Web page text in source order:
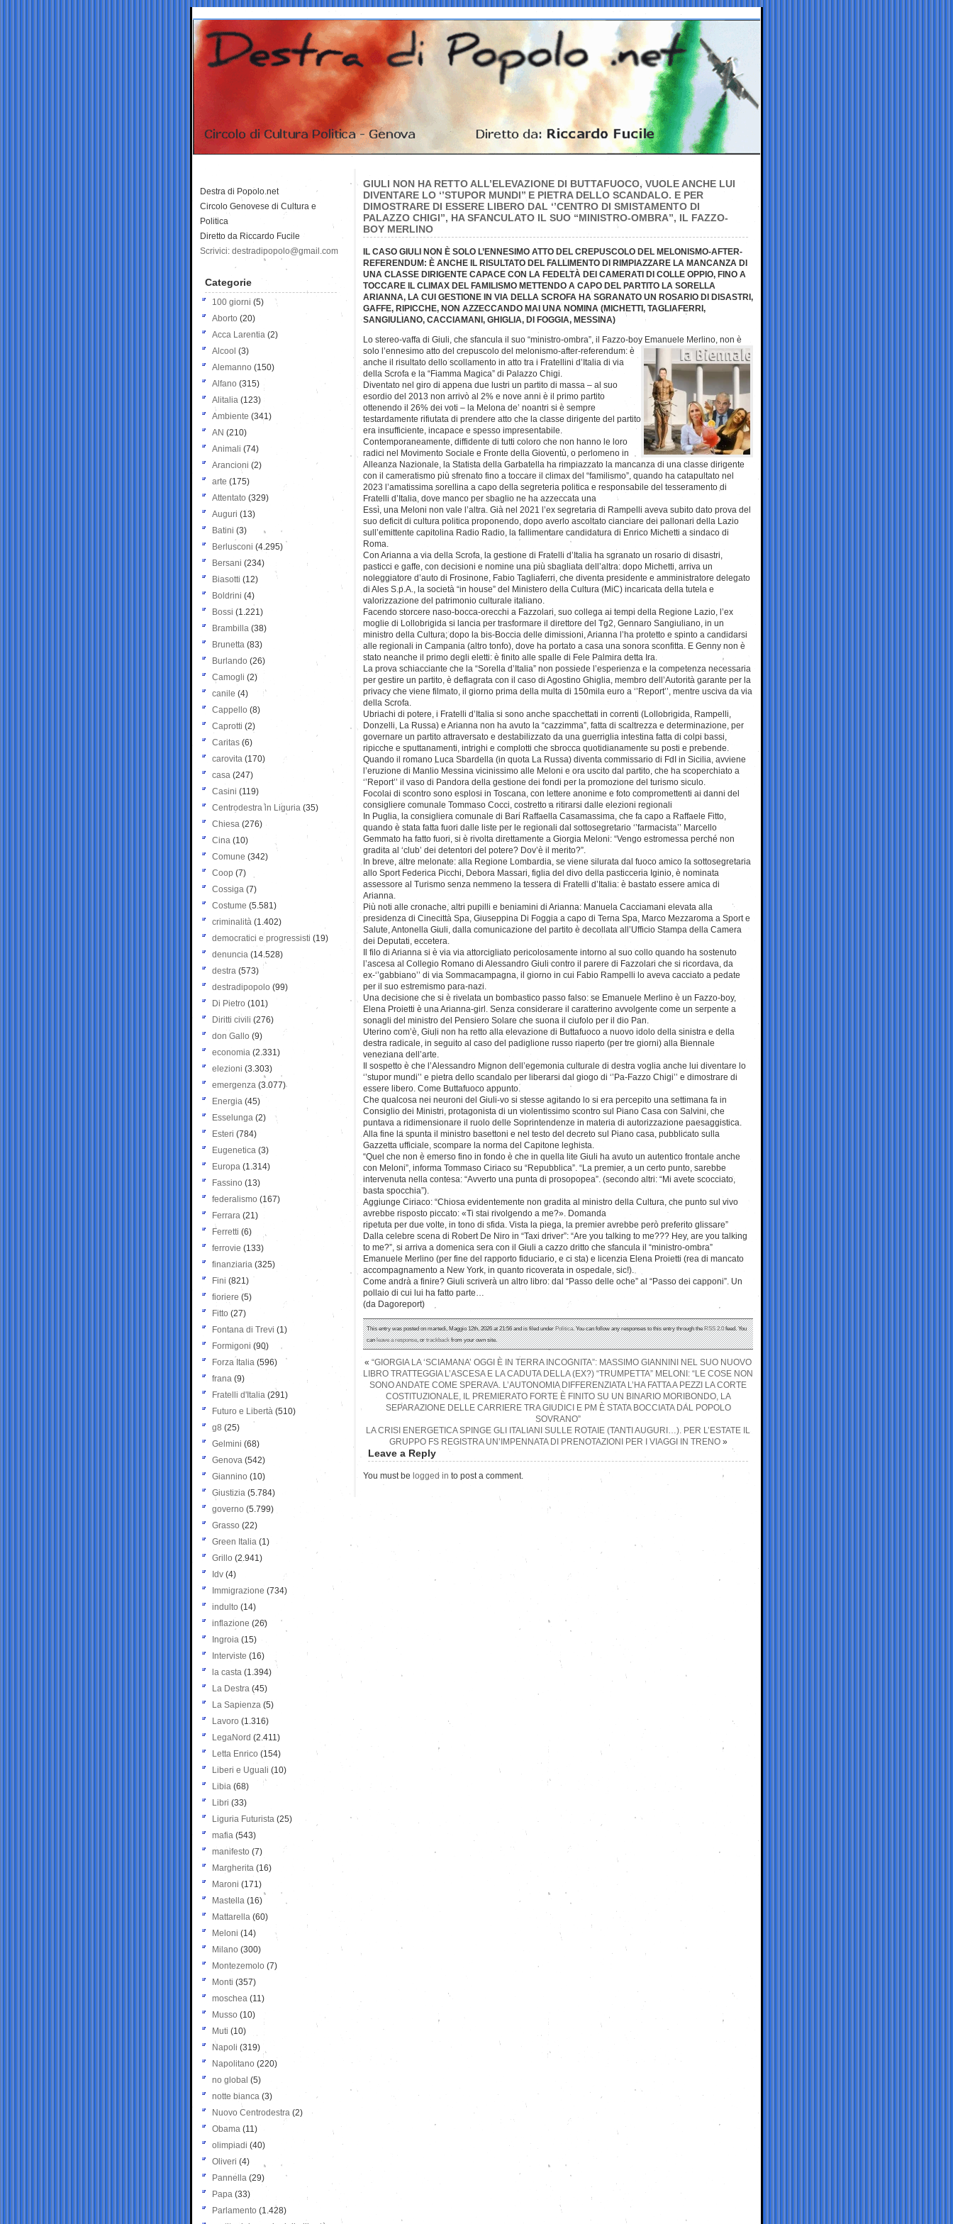
GIULI NON HA RETTO ALL’ELEVAZIONE DI BUTTAFUOCO, VUOLE ANCHE LUI
DIVENTARE LO ‘’STUPOR MUNDI’’ E PIETRA DELLO SCANDALO. E PER
DIMOSTRARE DI ESSERE LIBERO DAL ‘’CENTRO DI SMISTAMENTO DI
PALAZZO CHIGI’’, HA SFANCULATO IL SUO “MINISTRO-OMBRA”, IL FAZZO-
BOY MERLINO
IL CASO GIULI NON È SOLO L’ENNESIMO ATTO DEL CREPUSCOLO DEL MELONISMO-AFTER-
REFERENDUM: È ANCHE IL RISULTATO DEL FALLIMENTO DI RIMPIAZZARE LA MANCANZA DI
UNA CLASSE DIRIGENTE CAPACE CON LA FEDELTÀ DEI CAMERATI DI COLLE OPPIO, FINO A
TOCCARE IL CLIMAX DEL FAMILISMO METTENDO A CAPO DEL PARTITO LA SORELLA
ARIANNA, LA CUI GESTIONE IN VIA DELLA SCROFA HA SGRANATO UN ROSARIO DI DISASTRI,
GAFFE, RIPICCHE, NON AZZECCANDO MAI UNA NOMINA (MICHETTI, TAGLIAFERRI,
SANGIULIANO, CACCIAMANI, GHIGLIA, DI FOGGIA, MESSINA)
Lo stereo-vaffa di Giuli, che sfancula il suo “ministro-ombra”, il Fazzo-boy Emanuele Merlino, non è
solo l’ennesimo atto del crepuscolo del melonismo-after-referendum: è
anche il risultato dello scollamento in atto tra i Fratellini d’Italia di via
della Scrofa e la “Fiamma Magica” di Palazzo Chigi.
Diventato nel giro di appena due lustri un partito di massa – al suo
esordio del 2013 non arrivò al 2% e nove anni è il primo partito
ottenendo il 26% dei voti – la Melona de’ noantri si è sempre
testardamente rifiutata di prendere atto che la classe dirigente del partito
era insufficiente, incapace e spesso impresentabile.
Contemporaneamente, diffidente di tutti coloro che non hanno le loro
radici nel Movimento Sociale e Fronte della Gioventù, o perlomeno in
Alleanza Nazionale, la Statista della Garbatella ha rimpiazzato la mancanza di una classe dirigente
con il cameratismo più sfrenato fino a toccare il climax del “familismo”, quando ha catapultato nel
2023 l’amatissima sorellina a capo della segreteria politica e responsabile del tesseramento di
Fratelli d’Italia, dove manco per sbaglio ne ha azzeccata una
Essì, una Meloni non vale l’altra. Già nel 2021 l’ex segretaria di Rampelli aveva subito dato prova del
suo deficit di cultura politica proponendo, dopo averlo ascoltato cianciare dei pallonari della Lazio
sull’emittente capitolina Radio Radio, la fallimentare candidatura di Enrico Michetti a sindaco di
Roma.
Con Arianna a via della Scrofa, la gestione di Fratelli d’Italia ha sgranato un rosario di disastri,
pasticci e gaffe, con decisioni e nomine una più sbagliata dell’altra: dopo Michetti, arriva un
noleggiatore d’auto di Frosinone, Fabio Tagliaferri, che diventa presidente e amministratore delegato
di Ales S.p.A., la società “in house” del Ministero della Cultura (MiC) incaricata della tutela e
valorizzazione del patrimonio culturale italiano.
Facendo storcere naso-bocca-orecchi a Fazzolari, suo collega ai tempi della Regione Lazio, l’ex
moglie di Lollobrigida si lancia per trasformare il direttore del Tg2, Gennaro Sangiuliano, in un
ministro della Cultura; dopo la bis-Boccia delle dimissioni, Arianna l’ha protetto e spinto a candidarsi
alle regionali in Campania (altro tonfo), dove ha portato a casa una sonora sconfitta. E Genny non è
stato neanche il primo degli eletti: è finito alle spalle di Fele Palmira detta Ira.
La prova schiacciante che la “Sorella d’Italia” non possiede l’esperienza e la competenza necessaria
per gestire un partito, è deflagrata con il caso di Agostino Ghiglia, membro dell’Autorità garante per la
privacy che viene filmato, il giorno prima della multa di 150mila euro a ‘’Report’’, mentre usciva da via
della Scrofa.
Ubriachi di potere, i Fratelli d’Italia si sono anche spacchettati in correnti (Lollobrigida, Rampelli,
Donzelli, La Russa) e Arianna non ha avuto la “cazzimma”, fatta di scaltrezza e determinazione, per
governare un partito attraversato e destabilizzato da una guerriglia intestina fatta di colpi bassi,
ripicche e sputtanamenti, intrighi e complotti che sbrocca quotidianamente su posti e prebende.
Quando il romano Luca Sbardella (in quota La Russa) diventa commissario di FdI in Sicilia, avviene
l’eruzione di Manlio Messina vicinissimo alle Meloni e ora uscito dal partito, che ha scoperchiato a
‘’Report’’ il vaso di Pandora della gestione dei fondi per la promozione del turismo siculo.
Focolai di scontro sono esplosi in Toscana, con lettere anonime e foto compromettenti ai danni del
consigliere comunale Tommaso Cocci, costretto a ritirarsi dalle elezioni regionali
In Puglia, la consigliera comunale di Bari Raffaella Casamassima, che fa capo a Raffaele Fitto,
quando è stata fatta fuori dalle liste per le regionali dal sottosegretario ‘’farmacista’’ Marcello
Gemmato ha fatto fuori, si è rivolta direttamente a Giorgia Meloni: “Vengo estromessa perché non
gradita al ‘club’ dei detentori del potere? Dov’è il merito?”.
In breve, altre melonate: alla Regione Lombardia, se viene silurata dal fuoco amico la sottosegretaria
allo Sport Federica Picchi, Debora Massari, figlia del divo della pasticceria Iginio, è nominata
assessore al Turismo senza nemmeno la tessera di Fratelli d’Italia: è bastato essere amica di
Arianna.
Più noti alle cronache, altri pupilli e beniamini di Arianna: Manuela Cacciamani elevata alla
presidenza di Cinecittà Spa, Giuseppina Di Foggia a capo di Terna Spa, Marco Mezzaroma a Sport e
Salute, Antonella Giuli, dalla comunicazione del partito è decollata all’Ufficio Stampa della Camera
dei Deputati, eccetera.
Il filo di Arianna si è via via attorcigliato pericolosamente intorno al suo collo quando ha sostenuto
l’ascesa al Collegio Romano di Alessandro Giuli contro il parere di Fazzolari che si ricordava, da
ex-‘’gabbiano’’ di via Sommacampagna, il giorno in cui Fabio Rampelli lo aveva cacciato a pedate
per il suo estremismo para-nazi.
Una decisione che si è rivelata un bombastico passo falso: se Emanuele Merlino è un Fazzo-boy,
Elena Proietti è una Arianna-girl. Senza considerare il caratterino avvolgente come un serpente a
sonagli del ministro del Pensiero Solare che suona il ciufolo per il dio Pan.
Uterino com’è, Giuli non ha retto alla elevazione di Buttafuoco a nuovo idolo della sinistra e della
destra radicale, in seguito al caso del padiglione russo riaperto (per tre giorni) alla Biennale
veneziana dell’arte.
Il sospetto è che l’Alessandro Mignon dell’egemonia culturale di destra voglia anche lui diventare lo
‘’stupor mundi’’ e pietra dello scandalo per liberarsi dal giogo di ‘’Pa-Fazzo Chigi’’ e dimostrare di
essere libero. Come Buttafuoco appunto.
Che qualcosa nei neuroni del Giuli-vo si stesse agitando lo si era percepito una settimana fa in
Consiglio dei Ministri, protagonista di un violentissimo scontro sul Piano Casa con Salvini, che
puntava a ridimensionare il ruolo delle Soprintendenze in materia di autorizzazione paesaggistica.
Alla fine la spunta il ministro basettoni e nel testo del decreto sul Piano casa, pubblicato sulla
Gazzetta ufficiale, scompare la norma del Capitone leghista.
“Quel che non è emerso fino in fondo è che in quella lite Giuli ha avuto un autentico frontale anche
con Meloni”, informa Tommaso Ciriaco su “Repubblica”. “La premier, a un certo punto, sarebbe
intervenuta nella contesa: “Avverto una punta di prosopopea”. (secondo altri: “Mi avete scocciato,
basta spocchia”).
Aggiunge Ciriaco: “Chiosa evidentemente non gradita al ministro della Cultura, che punto sul vivo
avrebbe risposto piccato: «Ti stai rivolgendo a me?». Domanda
ripetuta per due volte, in tono di sfida. Vista la piega, la premier avrebbe però preferito glissare”
Dalla celebre scena di Robert De Niro in “Taxi driver”: “Are you talking to me??? Hey, are you talking
to me?”, si arriva a domenica sera con il Giuli a cazzo dritto che sfancula il “ministro-ombra”
Emanuele Merlino (per fine del rapporto fiduciario, e ci sta) e licenzia Elena Proietti (rea di mancato
accompagnamento a New York, in quanto ricoverata in ospedale, sic!).
Come andrà a finire? Giuli scriverà un altro libro: dal “Passo delle oche” al “Passo dei capponi”. Un
pollaio di cui lui ha fatto parte…
(da Dagoreport)
This entry was posted on martedì, Maggio 12th, 2026 at 21:56 and is filed underPolitica. You can follow any responses to this entry through theRSS 2.0feed. You
canleave a response, ortrackbackfrom your own site.
« “GIORGIA LA ‘SCIAMANA’ OGGI È IN TERRA INCOGNITA”: MASSIMO GIANNINI NEL SUO NUOVO
LIBRO TRATTEGGIA L’ASCESA E LA CADUTA DELLA (EX?) “TRUMPETTA” MELONI: “LE COSE NON
SONO ANDATE COME SPERAVA. L’AUTONOMIA DIFFERENZIATA L’HA FATTA A PEZZI LA CORTE
COSTITUZIONALE, IL PREMIERATO FORTE È FINITO SU UN BINARIO MORIBONDO, LA
SEPARAZIONE DELLE CARRIERE TRA GIUDICI E PM È STATA BOCCIATA DAL POPOLO
SOVRANO”
LA CRISI ENERGETICA SPINGE GLI ITALIANI SULLE ROTAIE (TANTI AUGURI…). PER L’ESTATE IL
GRUPPO FS REGISTRA UN’IMPENNATA DI PRENOTAZIONI PER I VIAGGI IN TRENO»
Leave a Reply
You must be logged in to post a comment.
Destra di Popolo.net
Circolo Genovese di Cultura e
Politica
Diretto da Riccardo Fucile
Scrivici: destradipopolo@gmail.com
Categorie
100 giorni (5)
Aborto (20)
Acca Larentia (2)
Alcool (3)
Alemanno (150)
Alfano (315)
Alitalia (123)
Ambiente (341)
AN (210)
Animali (74)
Arancioni (2)
arte (175)
Attentato (329)
Auguri (13)
Batini (3)
Berlusconi (4.295)
Bersani (234)
Biasotti (12)
Boldrini (4)
Bossi (1.221)
Brambilla (38)
Brunetta (83)
Burlando (26)
Camogli (2)
canile (4)
Cappello (8)
Caprotti (2)
Caritas (6)
carovita (170)
casa (247)
Casini (119)
Centrodestra in Liguria (35)
Chiesa (276)
Cina (10)
Comune (342)
Coop (7)
Cossiga (7)
Costume (5.581)
criminalità (1.402)
democratici e progressisti (19)
denuncia (14.528)
destra (573)
destradipopolo (99)
Di Pietro (101)
Diritti civili (276)
don Gallo (9)
economia (2.331)
elezioni (3.303)
emergenza (3.077)
Energia (45)
Esselunga (2)
Esteri (784)
Eugenetica (3)
Europa (1.314)
Fassino (13)
federalismo (167)
Ferrara (21)
Ferretti (6)
ferrovie (133)
finanziaria (325)
Fini (821)
fioriere (5)
Fitto (27)
Fontana di Trevi (1)
Formigoni (90)
Forza Italia (596)
frana (9)
Fratelli d'Italia (291)
Futuro e Libertà (510)
g8 (25)
Gelmini (68)
Genova (542)
Giannino (10)
Giustizia (5.784)
governo (5.799)
Grasso (22)
Green Italia (1)
Grillo (2.941)
Idv (4)
Immigrazione (734)
indulto (14)
inflazione (26)
Ingroia (15)
Interviste (16)
la casta (1.394)
La Destra (45)
La Sapienza (5)
Lavoro (1.316)
LegaNord (2.411)
Letta Enrico (154)
Liberi e Uguali (10)
Libia (68)
Libri (33)
Liguria Futurista (25)
mafia (543)
manifesto (7)
Margherita (16)
Maroni (171)
Mastella (16)
Mattarella (60)
Meloni (14)
Milano (300)
Montezemolo (7)
Monti (357)
moschea (11)
Musso (10)
Muti (10)
Napoli (319)
Napolitano (220)
no global (5)
notte bianca (3)
Nuovo Centrodestra (2)
Obama (11)
olimpiadi (40)
Oliveri (4)
Pannella (29)
Papa (33)
Parlamento (1.428)